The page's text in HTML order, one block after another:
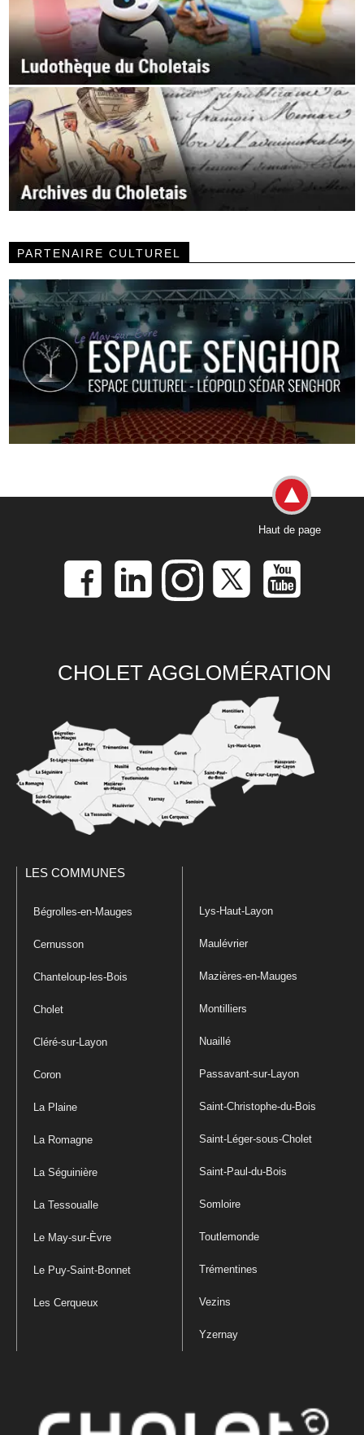
PARTENAIRE CULTUREL
Haut de page
CHOLET AGGLOMÉRATION
LES COMMUNES
Bégrolles-en-Mauges
Cernusson
Chanteloup-les-Bois
Cholet
Cléré-sur-Layon
Coron
La Plaine
La Romagne
La Séguinière
La Tessoualle
Le May-sur-Èvre
Le Puy-Saint-Bonnet
Les Cerqueux
Lys-Haut-Layon
Maulévrier
Mazières-en-Mauges
Montilliers
Nuaillé
Passavant-sur-Layon
Saint-Christophe-du-Bois
Saint-Léger-sous-Cholet
Saint-Paul-du-Bois
Somloire
Toutlemonde
Trémentines
Vezins
Yzernay